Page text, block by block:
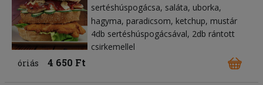
sertéshúspogácsa saláta uborka
hagyma paradicsom ketchup mustár
4db sertéshúspogácsával, 2db rántott
csirkemellel
óriás
4 650 Ft